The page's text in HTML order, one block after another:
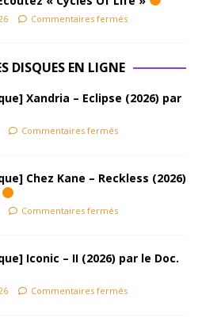
Commentaires fermés
DISQUES EN LIGNE
Xandria – Eclipse (2026) par
Commentaires fermés
Chez Kane – Reckless (2026)
Commentaires fermés
Iconic – II (2026) par le Doc.
Commentaires fermés